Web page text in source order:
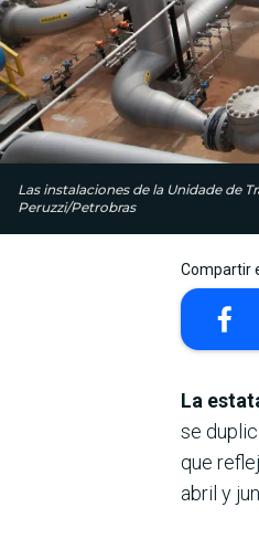
Las instalaciones de la Unidade de
Peruzzi/Petrobras
Compartir
La
se
que
abril y